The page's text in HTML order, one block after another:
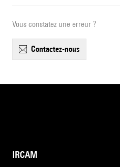
Vous constatez une erreur ?
contactez-nous
IRCAM